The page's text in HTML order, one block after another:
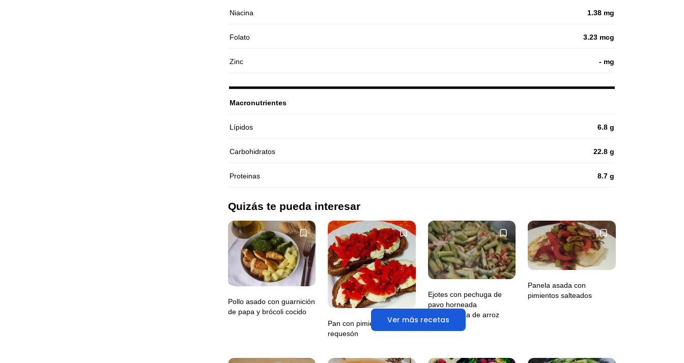
Niacina 1.38 mg
Folato 3.23 mcg
Zinc - mg
Macronutrientes
Lípidos 6.8 g
Carbohidratos 22.8 g
Proteinas 8.7 g
Quizás te pueda interesar
Ver más recetas
Pollo asado con guarnición
de papa y brócoli cocido
Pan con pimiento y
requesón
Ejotes con pechuga de
pavo horneada
acompañada de arroz
Panela asada con
pimientos salteados